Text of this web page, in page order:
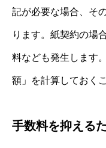
記が必要な場合、そ
ります。紙契約の場
料なども発生します
額」を計算しておく
手数料を抑える